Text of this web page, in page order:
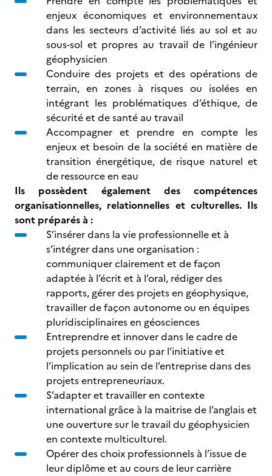
enjeux économiques et environnementaux
dans les secteurs d’activité liés au sol et au
sous-sol et propres au travail de l’ingénieur
géophysicien
Conduire des projets et des opérations de
terrain, en zones à risques ou isolées en
intégrant les problématiques d’éthique, de
sécurité et de santé au travail
Accompagner et prendre en compte les
enjeux et besoin de la société en matière de
transition énergétique, de risque naturel et
de ressource en eau
Ils possèdent également des compétences
organisationnelles, relationnelles et culturelles. Ils
sont préparés à :
S’insérer dans la vie professionnelle et à
s’intégrer dans une organisation :
communiquer clairement et de façon
adaptée à l’écrit et à l’oral, rédiger des
rapports, gérer des projets en géophysique,
travailler de façon autonome ou en équipes
pluridisciplinaires en géosciences
Entreprendre et innover dans le cadre de
projets personnels ou par l’initiative et
l’implication au sein de l’entreprise dans des
projets entrepreneuriaux.
S’adapter et travailler en contexte
international grâce à la maitrise de l’anglais et
une ouverture sur le travail du géophysicien
en contexte multiculturel.
Opérer des choix professionnels à l’issue de
leur diplôme et au cours de leur carrière